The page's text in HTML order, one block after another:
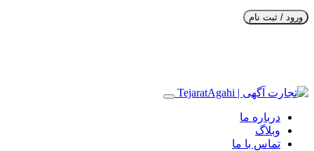
ورود / ثبت نام
درباره ما
وبلاگ
تماس با ما